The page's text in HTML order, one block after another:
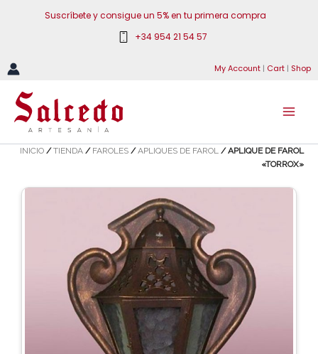
Suscríbete y consigue un 5% en tu primera compra
+34 954 21 54 57
My Account | Cart | Shop
INICIO /TIENDA / FAROLES /APLIQUES DE FAROL / APLIQUE DE FAROL
«TORROX»